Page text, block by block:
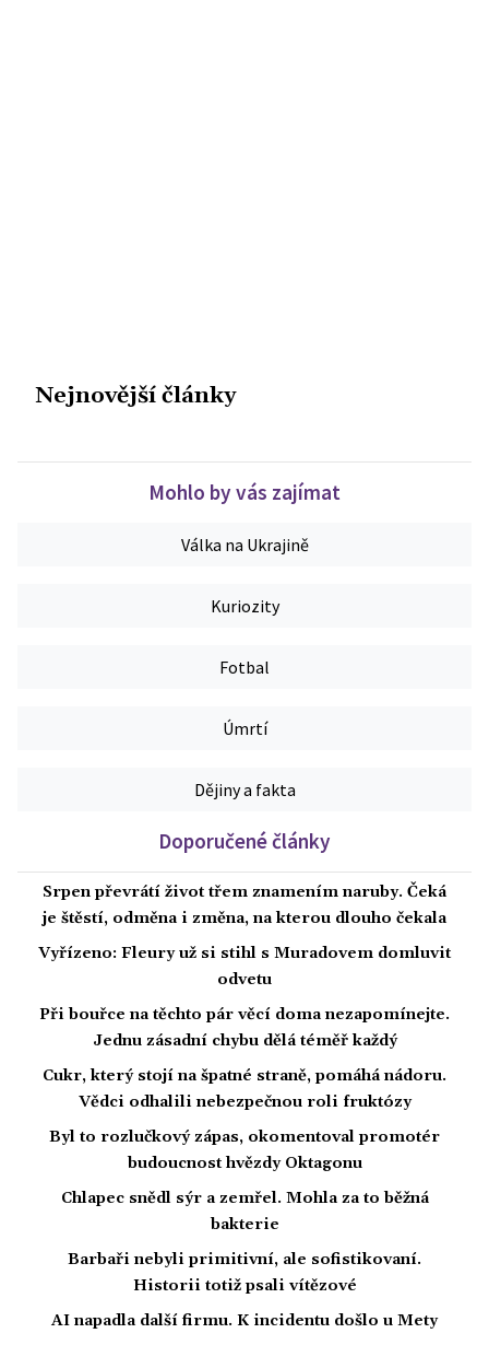
Nejnovější články
Mohlo by vás zajímat
Válka na Ukrajině
Kuriozity
Fotbal
Úmrtí
Dějiny a fakta
Doporučené články
Srpen převrátí život třem znamením naruby. Čeká
je štěstí, odměna i změna, na kterou dlouho čekala
Vyřízeno: Fleury už si stihl s Muradovem domluvit
odvetu
Při bouřce na těchto pár věcí doma nezapomínejte.
Jednu zásadní chybu dělá téměř každý
Cukr, který stojí na špatné straně, pomáhá nádoru.
Vědci odhalili nebezpečnou roli fruktózy
Byl to rozlučkový zápas, okomentoval promotér
budoucnost hvězdy Oktagonu
Chlapec snědl sýr a zemřel. Mohla za to běžná
bakterie
Barbaři nebyli primitivní, ale sofistikovaní.
Historii totiž psali vítězové
AI napadla další firmu. K incidentu došlo u Mety